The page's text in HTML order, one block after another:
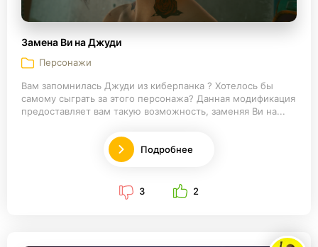
Замена Ви на Джуди
Персонажи
Вам запомнилась Джуди из киберпанка ? Хотелось бы
самому сыграть за этого персонажа? Данная модификация
предоставляет вам такую возможность, заменяя Ви на...
Подробнее
3 2